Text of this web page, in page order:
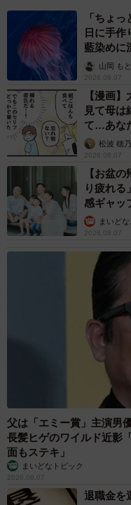
まいどな
2026.08.07
「こんな
UHB26
か」まいどな
2026.08.07
世界一
口では言
ん】まいどな
2026.08.07
「国産マ
老舗メー
2026.08.07
「即座
ンの入
からの予
中将 タ
2026.08.07
「本は
共感し
読 「家
山岡 も
2026.08.07
長澤 芳子